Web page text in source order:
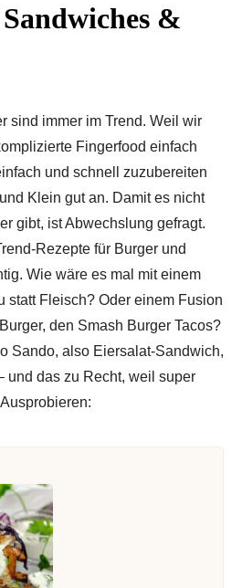
&
sind immer im Trend. Weil wir
Fingerfood einfach
und schnell zuzubereiten
Klein gut an. Damit es nicht
gibt, ist Abwechslung gefragt.
Rezepte für Burger und
Wie wäre es mal mit einem
statt Fleisch? Oder einem Fusion
den Smash Burger Tacos?
Sando, also Eiersalat-Sandwich,
und das zu Recht, weil super